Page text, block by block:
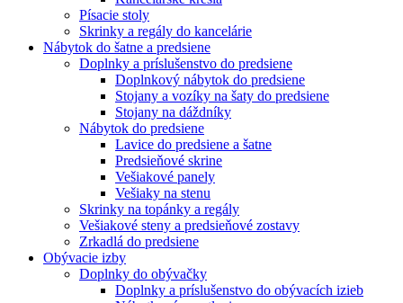
Písacie stoly
Skrinky a regály do kancelárie
Nábytok do šatne a predsiene
Doplnky a príslušenstvo do predsiene
Doplnkový nábytok do predsiene
Stojany a vozíky na šaty do predsiene
Stojany na dáždníky
Nábytok do predsiene
Lavice do predsiene a šatne
Predsieňové skrine
Vešiakové panely
Vešiaky na stenu
Skrinky na topánky a regály
Vešiakové steny a predsieňové zostavy
Zrkadlá do predsiene
Obývacie izby
Doplnky do obývačky
Doplnky a príslušenstvo do obývacích izieb